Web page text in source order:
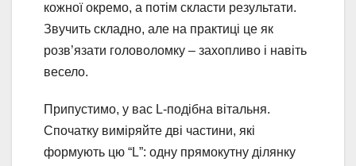
кожної окремо, а потім скласти результати.
Звучить складно, але на практиці це як
розв’язати головоломку – захопливо і навіть
весело.
Припустимо, у вас L-подібна вітальня.
Спочатку виміряйте дві частини, які
формують цю “L”: одну прямокутну ділянку